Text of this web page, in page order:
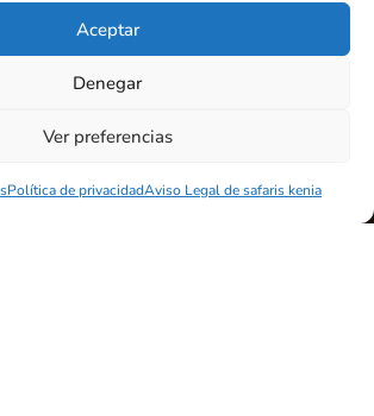
Aceptar
Denegar
Ver preferencias
Política de privacidadAviso Legal de safaris kenia
de Privacidad